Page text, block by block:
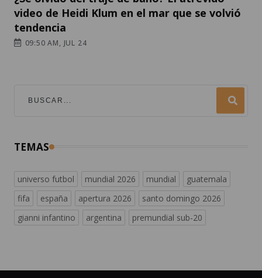
video de Heidi Klum en el mar que se volvió
tendencia
09:50 AM, JUL 24
TEMAS
universo futbol mundial 2026 mundial
guatemala
fifa
españa apertura 2026
santo domingo 2026
gianni infantino
argentina premundial sub-20